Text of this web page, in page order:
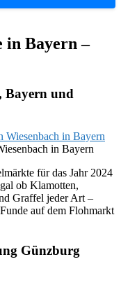
in Bayern –
Bayern und
in Bayern
für das Jahr 2024
ob Klamotten,
Graffel jeder Art –
auf dem Flohmarkt
Günzburg